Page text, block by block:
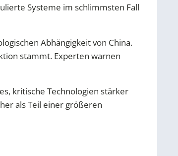
Systeme im schlimmsten Fall
Abhängigkeit von China.
stammt. Experten warnen
kritische Technologien stärker
als Teil einer größeren